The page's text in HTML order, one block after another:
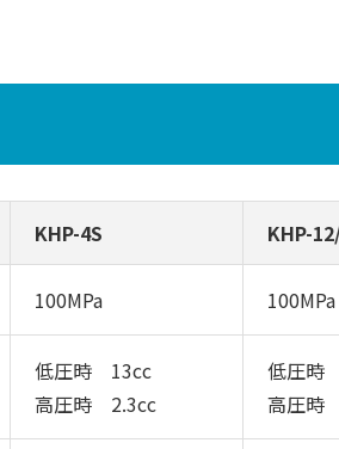
KHP-4S KHP-
100MPa 100MPa
低圧時 13cc
高圧時 2.3cc
低圧時
高圧時